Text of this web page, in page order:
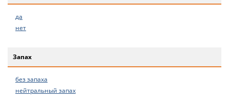
да
нет
Запах
без запаха
нейтральный запах